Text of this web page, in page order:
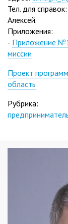
Тел. для
Алексей.
Приложения:
- Приложение
миссии
Проект
область
Рубрика: